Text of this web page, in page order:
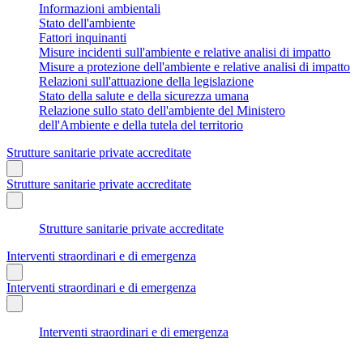
Informazioni ambientali
Stato dell'ambiente
Fattori inquinanti
Misure incidenti sull'ambiente e relative analisi di impatto
Misure a protezione dell'ambiente e relative analisi di impatto
Relazioni sull'attuazione della legislazione
Stato della salute e della sicurezza umana
Relazione sullo stato dell'ambiente del Ministero
dell'Ambiente e della tutela del territorio
Strutture sanitarie private accreditate
Strutture sanitarie private accreditate
Strutture sanitarie private accreditate
Interventi straordinari e di emergenza
Interventi straordinari e di emergenza
Interventi straordinari e di emergenza